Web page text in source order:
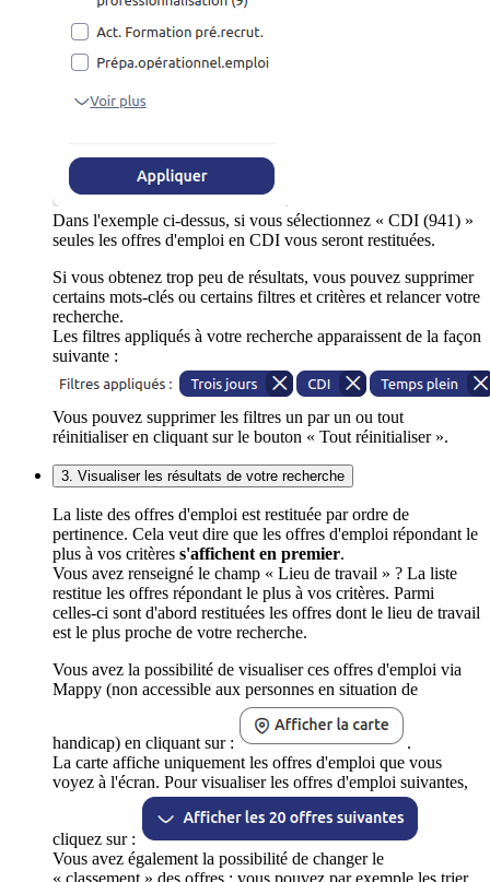
Dans l'exemple ci-dessus, si vous sélectionnez « CDI (941) »
seules les offres d'emploi en CDI vous seront restituées.
Si vous obtenez trop peu de résultats, vous pouvez supprimer
certains mots-clés ou certains filtres et critères et relancer votre
recherche.
Les filtres appliqués à votre recherche apparaissent de la façon
suivante :
Vous pouvez supprimer les filtres un par un ou tout
réinitialiser en cliquant sur le bouton « Tout réinitialiser ».
3. Visualiser les résultats de votre recherche
La liste des offres d'emploi est restituée par ordre de
pertinence. Cela veut dire que les offres d'emploi répondant le
plus à vos critères s'affichent en premier.
Vous avez renseigné le champ « Lieu de travail » ? La liste
restitue les offres répondant le plus à vos critères. Parmi
celles-ci sont d'abord restituées les offres dont le lieu de travail
est le plus proche de votre recherche.
Vous avez la possibilité de visualiser ces offres d'emploi via
Mappy (non accessible aux personnes en situation de
handicap) en cliquant sur :
.
La carte affiche uniquement les offres d'emploi que vous
voyez à l'écran. Pour visualiser les offres d'emploi suivantes,
cliquez sur :
Vous avez également la possibilité de changer le
« classement » des offres : vous pouvez par exemple les trier